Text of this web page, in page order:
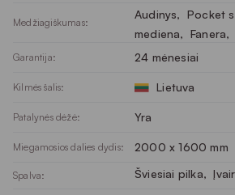
Medžiagiškumas:
Audinys, Pocket
mediena, Fanera,
Garantija: 24 mėnesiai
Kilmės šalis: Lietuva
Patalynės dėžė: Yra
Miegamosios dalies dydis: 2000 x 1600 mm
Spalva: Šviesiai pilka,